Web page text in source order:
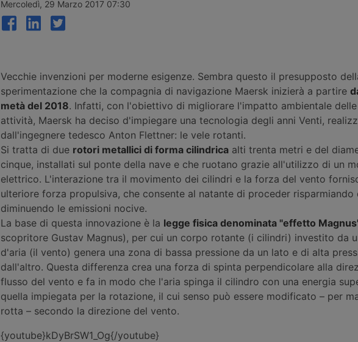
Vehicle Excise Duty, con aliquote di
3 e 1,5 penny per miglio da versare
in aggiunta al bollo ordinario.
milioni di
Mercoledì, 29 Marzo 2017 07:30
Vecchie invenzioni per moderne esigenze. Sembra questo il presupposto
sperimentazione che la compagnia di navigazione Maersk inizierà a partire
metà del 2018. Infatti, con l'obiettivo di migliorare l'impatto ambientale delle
attività, Maersk ha deciso d'impiegare una tecnologia degli anni Venti,
dall'ingegnere tedesco Anton Flettner: le vele rotanti.
Si tratta di due rotori metallici di forma cilindrica alti trenta metri e del
cinque, installati sul ponte della nave e che ruotano grazie all'utilizzo di un
elettrico. L'interazione tra il movimento dei cilindri e la forza del vento
ulteriore forza propulsiva, che consente al natante di proceder risparmiando
diminuendo le emissioni nocive.
La base di questa innovazione è la legge fisica denominata "effetto
scopritore Gustav Magnus), per cui un corpo rotante (i cilindri) investito da
d'aria (il vento) genera una zona di bassa pressione da un lato e di alta
dall'altro. Questa differenza crea una forza di spinta perpendicolare alla
flusso del vento e fa in modo che l'aria spinga il cilindro con una energia
quella impiegata per la rotazione, il cui senso può essere modificato – per
rotta – secondo la direzione del vento.
{youtube}kDyBrSW1_Og{/youtube}